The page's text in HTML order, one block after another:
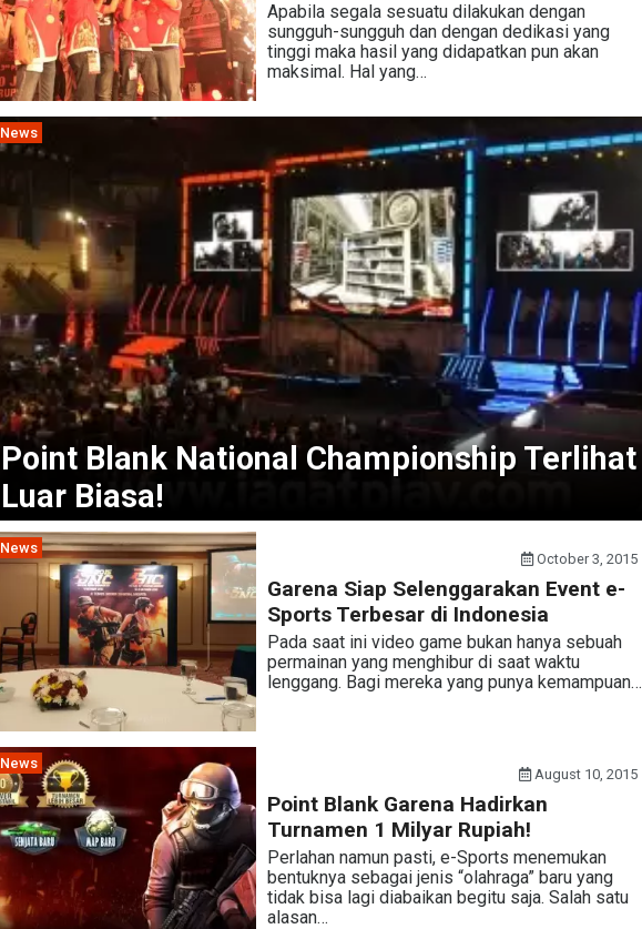
Apabila segala sesuatu dilakukan dengan
sungguh-sungguh dan dengan dedikasi yang
tinggi maka hasil yang didapatkan pun akan
maksimal. Hal yang…
News
Point Blank National Championship Terlihat
Luar Biasa!
News
October 3, 2015
Garena Siap Selenggarakan Event e-
Sports Terbesar di Indonesia
Pada saat ini video game bukan hanya sebuah
permainan yang menghibur di saat waktu
lenggang. Bagi mereka yang punya kemampuan…
News
August 10, 2015
Point Blank Garena Hadirkan
Turnamen 1 Milyar Rupiah!
Perlahan namun pasti, e-Sports menemukan
bentuknya sebagai jenis “olahraga” baru yang
tidak bisa lagi diabaikan begitu saja. Salah satu
alasan…